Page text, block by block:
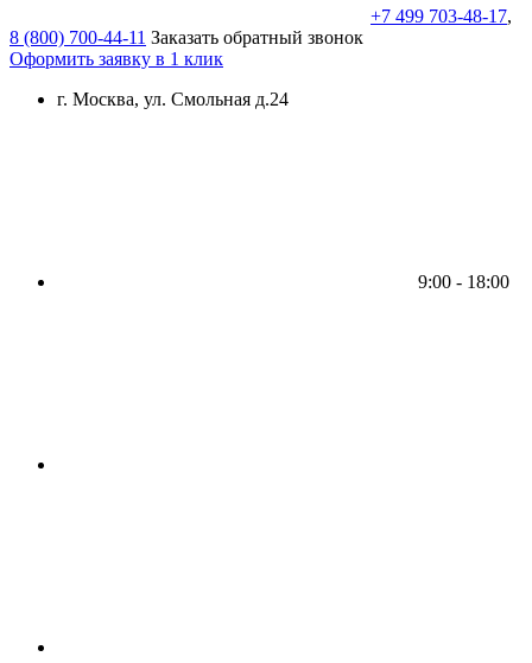
+7 499 703-48-17,
8 (800) 700-44-11 Заказать обратный звонок
Оформить заявку в 1 клик
г. Москва, ул. Смольная д.24
9:00 - 18:00